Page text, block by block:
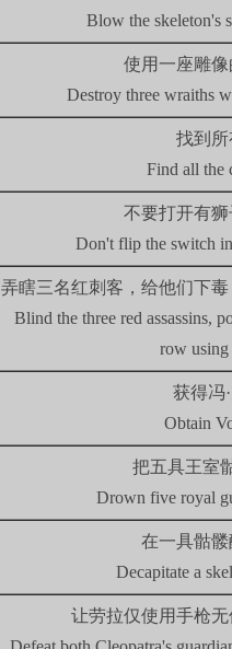
Blow the skeleton's
使用一座雕
Destroy three wraiths
找到
Find all the
不要打开有
Don't flip the switch
弄瞎三名红刺客，给他们下
Blind the three red assassins,
row using
获得冯
Obtain
把五具王室
Drown five royal
在一具骷
Decapitate a
让劳拉仅使用手枪